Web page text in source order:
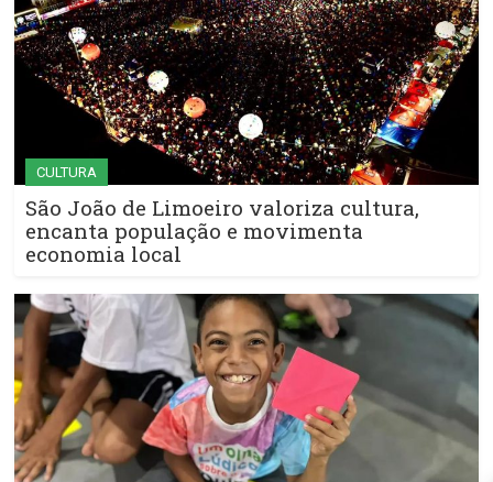
CULTURA
São João de Limoeiro valoriza cultura,
encanta população e movimenta
economia local